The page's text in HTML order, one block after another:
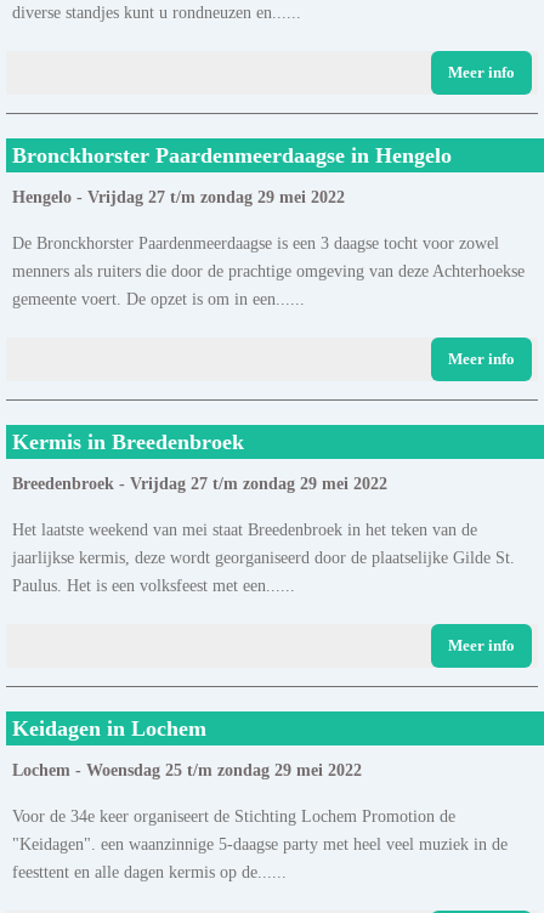
diverse standjes kunt u rondneuzen en......
Meer info
Bronckhorster Paardenmeerdaagse in Hengelo
Hengelo - Vrijdag 27 t/m zondag 29 mei 2022
De Bronckhorster Paardenmeerdaagse is een 3 daagse tocht voor zowel
menners als ruiters die door de prachtige omgeving van deze Achterhoekse
gemeente voert. De opzet is om in een......
Meer info
Kermis in Breedenbroek
Breedenbroek - Vrijdag 27 t/m zondag 29 mei 2022
Het laatste weekend van mei staat Breedenbroek in het teken van de
jaarlijkse kermis, deze wordt georganiseerd door de plaatselijke Gilde St.
Paulus. Het is een volksfeest met een......
Meer info
Keidagen in Lochem
Lochem - Woensdag 25 t/m zondag 29 mei 2022
Voor de 34e keer organiseert de Stichting Lochem Promotion de
"Keidagen". een waanzinnige 5-daagse party met heel veel muziek in de
feesttent en alle dagen kermis op de......